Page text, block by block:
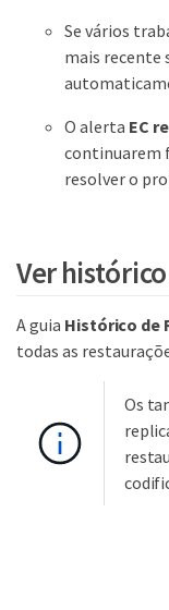
Se vários
mais recente
O alerta EC
continuarem
resolver o
Ver
A guia Histórico de
todas as
Os